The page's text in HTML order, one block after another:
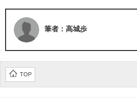
筆者：高城歩
TOP